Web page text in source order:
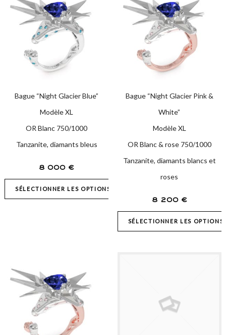
Bague “Night Glacier Blue”
Modèle XL
OR Blanc 750/1000
Tanzanite, diamants bleus
8 000 €
SÉLECTIONNER LES OPTIONS
Bague “Night Glacier Pink &
White”
Modèle XL
OR Blanc & rose 750/1000
Tanzanite, diamants blancs et
roses
8 200 €
SÉLECTIONNER LES OPTIONS